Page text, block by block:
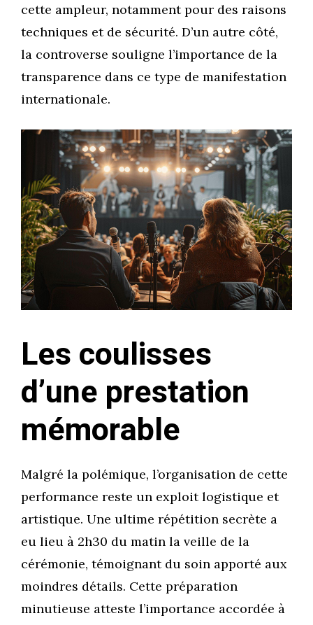
cette ampleur, notamment pour des raisons
techniques et de sécurité. D’un autre côté,
la controverse souligne l’importance de la
transparence dans ce type de manifestation
internationale.
Les coulisses
d’une prestation
mémorable
Malgré la polémique, l’organisation de cette
performance reste un exploit logistique et
artistique. Une ultime répétition secrète a
eu lieu à 2h30 du matin la veille de la
cérémonie, témoignant du soin apporté aux
moindres détails. Cette préparation
minutieuse atteste l’importance accordée à